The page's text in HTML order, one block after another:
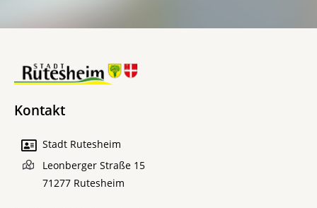
Kontakt
Stadt Rutesheim
Leonberger Straße 15
71277 Rutesheim